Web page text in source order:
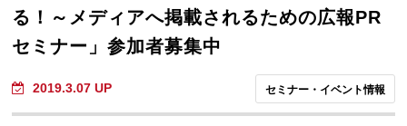
る！～メディアへ掲載されるための広報PR
セミナー」参加者募集中
2019.3.07 UP セミナー・イベント情報